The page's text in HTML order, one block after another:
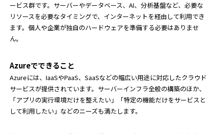
ービス群です。サーバーやデータベース、AI、分析基盤など、必要な
リソースを必要なタイミングで、インターネットを経由して利用でき
ます。個人や企業が独自のハードウェアを準備する必要はありませ
ん。
Azureでできること
Azureには、IaaSやPaaS、SaaSなどの幅広い用途に対応したクラウド
サービスが提供されています。サーバーインフラ全般の構築のほか、
「アプリの実行環境だけを整えたい」「特定の機能だけをサービスと
して利用したい」などのニーズも満たします。